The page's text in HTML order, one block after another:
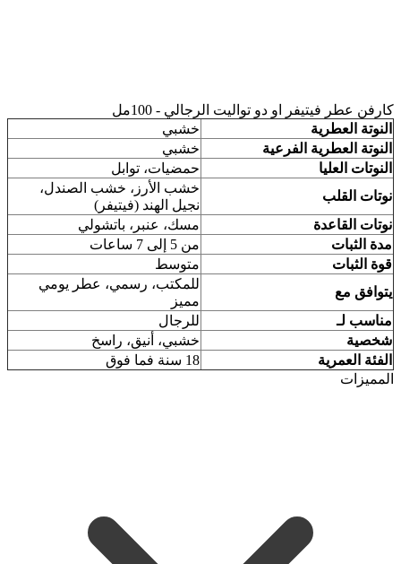
كارفن عطر فيتيفر او دو تواليت الرجالي - 100مل
النوتة العطرية
خشبي
النوتة العطرية الفرعية
خشبي
النوتات العليا
حمضيات، توابل
نوتات القلب
خشب الأرز، خشب الصندل،
نجيل الهند (فيتيفر)
نوتات القاعدة
مسك، عنبر، باتشولي
مدة الثبات
من 5 إلى 7 ساعات
قوة الثبات
متوسط
يتوافق مع
للمكتب، رسمي، عطر يومي
مميز
مناسب لـ
للرجال
شخصية
خشبي، أنيق، راسخ
الفئة العمرية
18 سنة فما فوق
المميزات